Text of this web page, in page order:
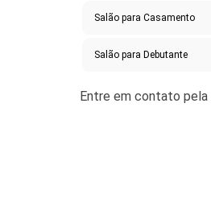
Salão para Casamento
Salão para Debutante